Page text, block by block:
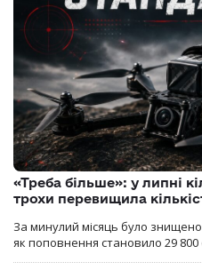
«Треба більше»: у липні
трохи перевищила
За минулий місяць було знищено
як поповнення становило 29 800